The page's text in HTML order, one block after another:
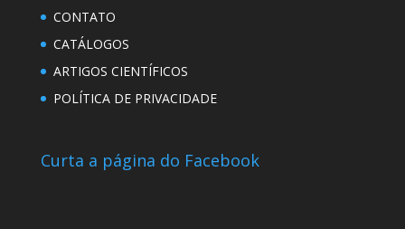
CONTATO
CATÁLOGOS
ARTIGOS CIENTÍFICOS
POLÍTICA DE PRIVACIDADE
Curta a página do Facebook